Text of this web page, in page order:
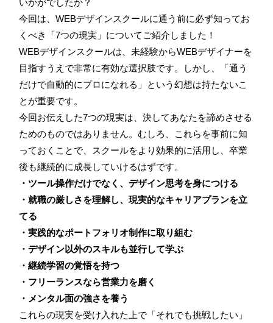
今回は、WEBデザインスクールに通う前に必ず知ってお
くべき「7つの現実」についてご紹介しました！
WEBデザインスクールは、未経験からWEBデザイナーを
目指すうえで非常に有効な選択肢です。しかし、「通う
だけで自動的にプロになれる」という幻想は持たないこ
とが重要です。
今回お伝えした7つの現実は、決してあなたを諦めさせる
ためのものではありません。むしろ、これらを事前に知
っておくことで、スクールをより効果的に活用し、卒業
後も継続的に成長していけるはずです。
・ツール操作だけでなく、デザイン思考を身につける
・就職の厳しさを理解し、現実的なキャリアプランを立
てる
・実践的なポートフォリオ制作に取り組む
・デザイン以外のスキルも並行して学ぶ
・継続学習の覚悟を持つ
・フリーランスなら営業力を磨く
・メンタル面の強さを養う
これらの現実を受け入れた上で「それでも挑戦したい」